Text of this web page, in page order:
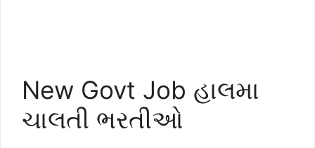
New Govt Job હાલમા
ચાલતી ભરતીઓ